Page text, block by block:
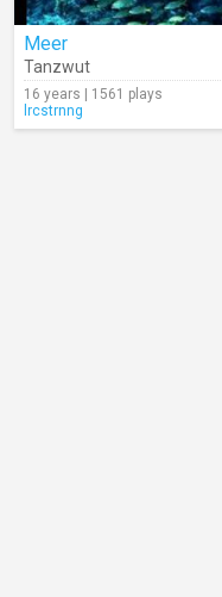
Meer
Tanzwut
16 years | 1561 plays
lrcstrnng